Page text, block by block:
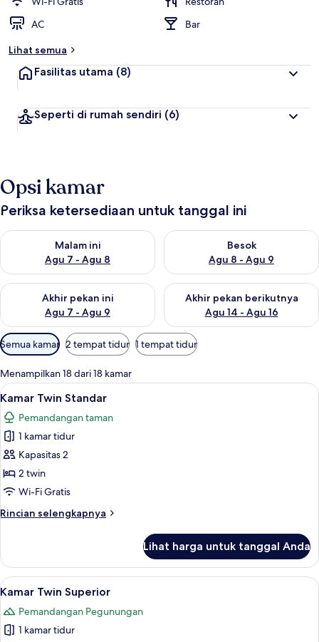
AC
Bar
Lihat semua
Fasilitas utama (8)
Seperti di rumah sendiri (6)
Opsi kamar
Periksa ketersediaan untuk tanggal ini
Malam ini
Agu 7 - Agu 8
Periksa ketersediaan untuk malam ini Agu 7 - Agu 8
Besok
Agu 8 - Agu 9
Periksa ketersediaan untuk
Akhir pekan ini
Agu 7 - Agu 9
Periksa ketersediaan untuk akhir pekan ini Agu 7 - Agu 9
Akhir pekan berikutnya
Agu 14 - Agu 16
Periksa ketersediaan untuk
Filter
tersedia
untuk
kamar
Semua kamar 2 tempat tidur 1 tempat tidur
Menampilkan 18 dari 18 kamar
Lihat
semua
foto
untuk
Kamar
Twin
Standar
Kamar Twin Standar | Meja kerja,
4
Kamar Twin Standar
Pemandangan taman
1 kamar tidur
Kapasitas 2
2 twin
Wi-Fi Gratis
Rincian selengkapnya
Rincian
Kamar
Twin
Standar
Lihat harga untuk tanggal Anda
Lihat
semua
foto
untuk
Kamar Twin Superior | Meja kerja,
5
Kamar Twin Superior
Pemandangan Pegunungan
1 kamar tidur